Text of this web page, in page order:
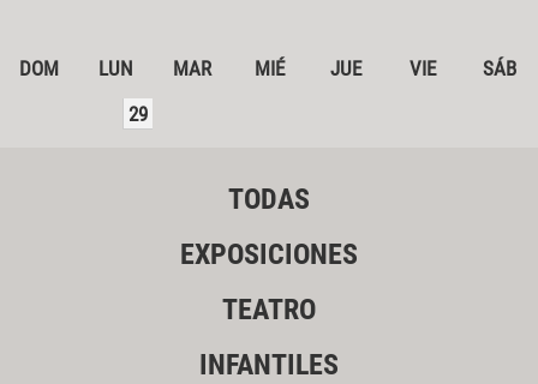
DOM LUN MAR MIÉ JUE VIE
SÁB
29
TODAS
EXPOSICIONES
TEATRO
INFANTILES